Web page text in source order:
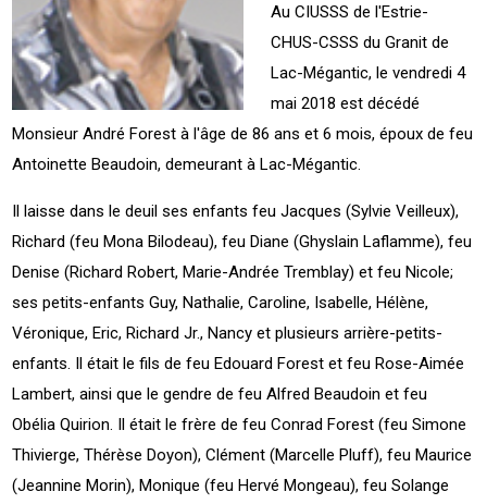
Au CIUSSS de l'Estrie-
CHUS-CSSS du Granit de
Lac-Mégantic, le vendredi 4
mai 2018 est décédé
Monsieur André Forest à l'âge de 86 ans et 6 mois, époux de feu
Antoinette Beaudoin, demeurant à Lac-Mégantic.
Il laisse dans le deuil ses enfants feu Jacques (Sylvie Veilleux),
Richard (feu Mona Bilodeau), feu Diane (Ghyslain Laflamme), feu
Denise (Richard Robert, Marie-Andrée Tremblay) et feu Nicole;
ses petits-enfants Guy, Nathalie, Caroline, Isabelle, Hélène,
Véronique, Eric, Richard Jr., Nancy et plusieurs arrière-petits-
enfants. Il était le fils de feu Edouard Forest et feu Rose-Aimée
Lambert, ainsi que le gendre de feu Alfred Beaudoin et feu
Obélia Quirion. Il était le frère de feu Conrad Forest (feu Simone
Thivierge, Thérèse Doyon), Clément (Marcelle Pluff), feu Maurice
(Jeannine Morin), Monique (feu Hervé Mongeau), feu Solange